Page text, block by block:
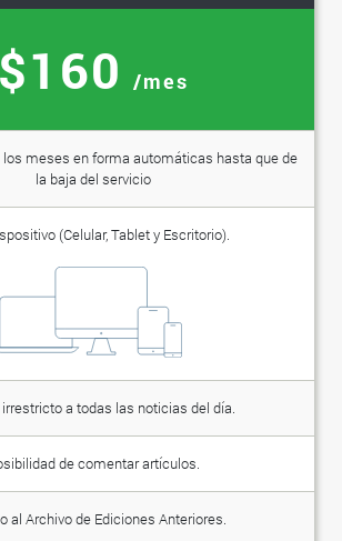
$160 /mes
los meses en forma automáticas hasta que de
la baja del servicio
(Celular, Tablet y Escritorio).
a todas las noticias del día.
de comentar artículos.
al Archivo de Ediciones Anteriores.